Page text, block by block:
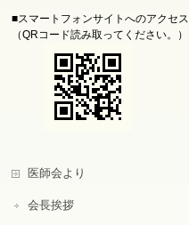
■スマートフォンサイトへのアクセス
（QRコード読み取ってください。）
医師会より
会長挨拶